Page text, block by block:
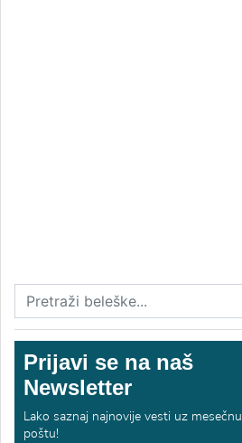
Prijavi se na naš
Newsletter
Lako saznaj najnovije vesti uz mesečnu
poštu!